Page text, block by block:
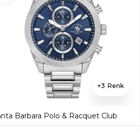
3
Barbara Polo & Racquet Club